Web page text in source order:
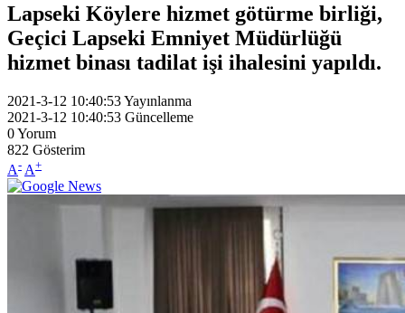
Lapseki Köylere hizmet götürme birliği,
Geçici Lapseki Emniyet Müdürlüğü
hizmet binası tadilat işi ihalesini yapıldı.
2021-3-12 10:40:53Yayınlanma
2021-3-12 10:40:53 Güncelleme
0Yorum
822 Gösterim
A- A+